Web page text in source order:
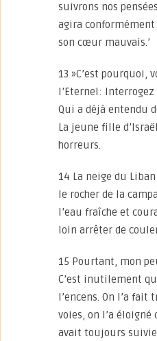
suivrons nos
agira conformément
son cœur mauvais.’
13 »C’est pourquoi,
l’Eternel:
Qui a déjà entendu
La jeune fille
horreurs.
14 La neige du
le rocher de la
l’eau fraîche et
loin arrêter de
15 Pourtant, mon
C’est inutilement
l’encens. On l’a fait
voies, on l’a éloigné
avait toujours